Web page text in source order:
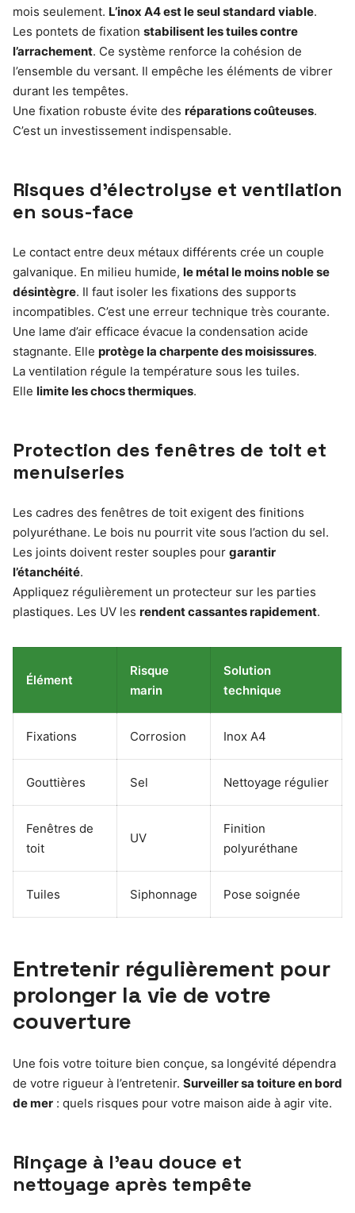
mois seulement. L’inox A4 est le seul standard viable.
Les pontets de fixation stabilisent les tuiles contre
l’arrachement. Ce système renforce la cohésion de
l’ensemble du versant. Il empêche les éléments de vibrer
durant les tempêtes.
Une fixation robuste évite des réparations coûteuses.
C’est un investissement indispensable.
Risques d’électrolyse et ventilation
en sous-face
Le contact entre deux métaux différents crée un couple
galvanique. En milieu humide, le métal le moins noble se
désintègre. Il faut isoler les fixations des supports
incompatibles. C’est une erreur technique très courante.
Une lame d’air efficace évacue la condensation acide
stagnante. Elle protège la charpente des moisissures.
La ventilation régule la température sous les tuiles.
Elle limite les chocs thermiques.
Protection des fenêtres de toit et
menuiseries
Les cadres des fenêtres de toit exigent des finitions
polyuréthane. Le bois nu pourrit vite sous l’action du sel.
Les joints doivent rester souples pour garantir
l’étanchéité.
Appliquez régulièrement un protecteur sur les parties
plastiques. Les UV les rendent cassantes rapidement.
Élément
Risque
marin
Solution
technique
Fixations Corrosion Inox A4
Gouttières Sel Nettoyage régulier
Fenêtres de
toit
UV
Finition
polyuréthane
Tuiles Siphonnage Pose soignée
Entretenir régulièrement pour
prolonger la vie de votre
couverture
Une fois votre toiture bien conçue, sa longévité dépendra
de votre rigueur à l’entretenir. Surveiller sa toiture en bord
de mer : quels risques pour votre maison aide à agir vite.
Rinçage à l’eau douce et
nettoyage après tempête